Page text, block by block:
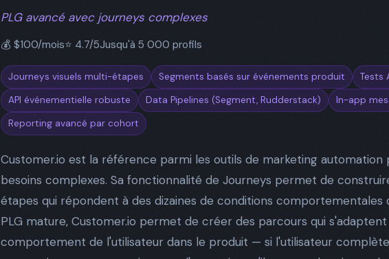
PLG avancé avec journeys complexes
💰 $100/mois⭐ 4.7/5Jusqu'à 5 000 profils
Journeys visuels multi-étapes Segments basés sur événements produit
Tests
API événementielle robuste
Data Pipelines (Segment, Rudderstack)
In-app
Reporting avancé par cohort
Customer.io est la référence parmi les outils de marketing automation
besoins complexes. Sa fonctionnalité de Journeys permet de
étapes qui répondent à des dizaines de conditions comportementales
PLG mature, Customer.io permet de créer des parcours qui
comportement de l'utilisateur dans le produit — si l'utilisateur